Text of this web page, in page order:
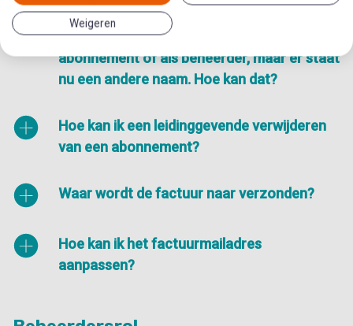
Ik heb iemand toegevoegd aan een
abonnement of als beheerder, maar er staat
nu een andere naam. Hoe kan dat?
Hoe kan ik een leidinggevende verwijderen
van een abonnement?
Waar wordt de factuur naar verzonden?
Hoe kan ik het factuurmailadres
aanpassen?
Weigeren